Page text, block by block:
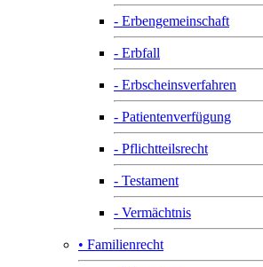
- Erbengemeinschaft
- Erbfall
- Erbscheinsverfahren
- Patientenverfügung
- Pflichtteilsrecht
- Testament
- Vermächtnis
• Familienrecht